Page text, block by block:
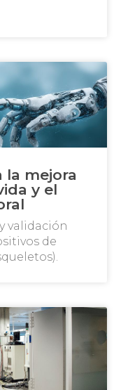
la mejora
y el
validación
de